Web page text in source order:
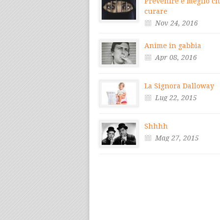
curare
Nov 24, 2016
Anime in gabbia
Apr 08, 2016
La Signora Dalloway
Lug 22, 2015
Shhhh
Mag 27, 2015